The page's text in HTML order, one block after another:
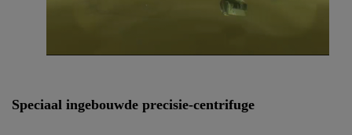
Speciaal ingebouwde precisie-centrifuge